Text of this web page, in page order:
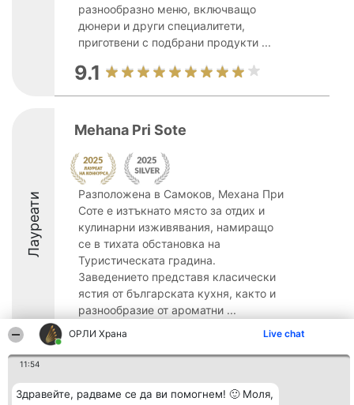
ОРЛИ Храна Live chat
11:54
Здравейте, радваме се да ви помогнем! 🙂 Моля,
разнообразно меню, включващо
дюнери и други специалитети,
приготвени с подбрани продукти ...
9.1
Лауреати
Mehana Pri Sote
Разположена в Самоков, Механа При
Соте е изтъкнато място за отдих и
кулинарни изживявания, намиращо
се в тихата обстановка на
Туристическата градина.
Заведението представя класически
ястия от българската кухня, както и
разнообразие от ароматни ...
8.8
Организатор на
Класация Контакти